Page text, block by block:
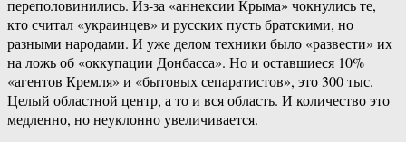
переполовинились. Из-за «аннексии Крыма» чокнулись те,
кто считал «украинцев» и русских пусть братскими, но
разными народами. И уже делом техники было «развести» их
на ложь об «оккупации Донбасса». Но и оставшиеся 10%
«агентов Кремля» и «бытовых сепаратистов», это 300 тыс.
Целый областной центр, а то и вся область. И количество это
медленно, но неуклонно увеличивается.